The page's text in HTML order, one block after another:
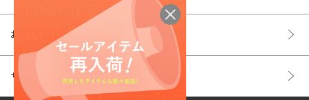
お問い合わせ
サイトマップ